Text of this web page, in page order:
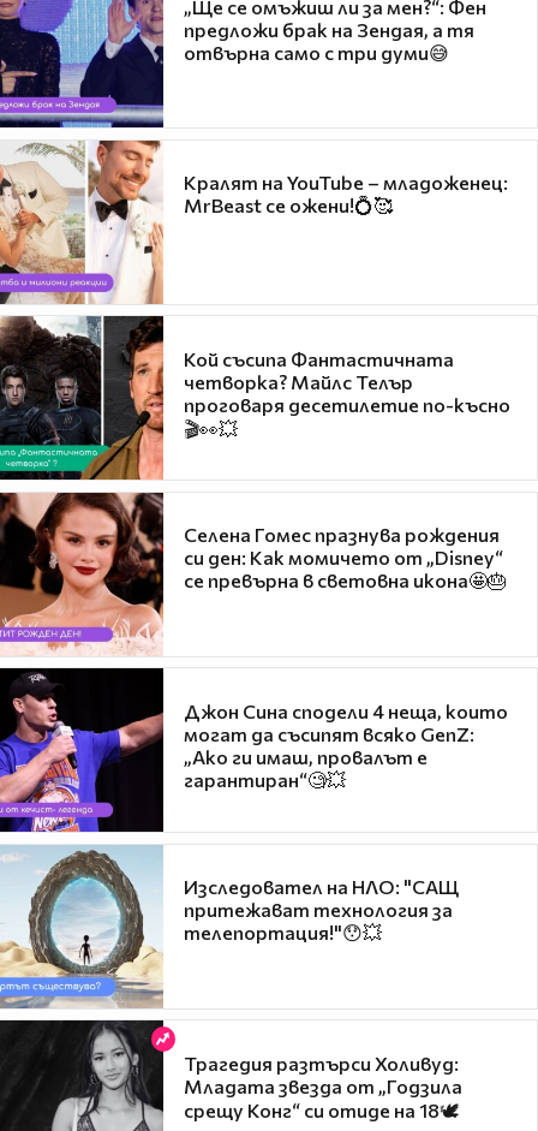
„Ще се омъжиш ли за мен?“: Фен
предложи брак на Зендая, а тя
отвърна само с три думи😅
Кралят на YouTube – младоженец:
MrBeast се ожени!💍🥰
Кой съсипа Фантастичната
четворка? Майлс Телър
проговаря десетилетие по-късно
🎬👀💥
Селена Гомес празнува рождения
си ден: Как момичето от „Disney“
се превърна в световна икона🤩🎂
Джон Сина сподели 4 неща, които
могат да съсипят всяко GenZ:
„Ако ги имаш, провалът е
гарантиран“🧐💥
Изследовател на НЛО: "САЩ
притежават технология за
телепортация!"😯💥
Трагедия разтърси Холивуд:
Младата звезда от „Годзила
срещу Конг“ си отиде на 18🕊️